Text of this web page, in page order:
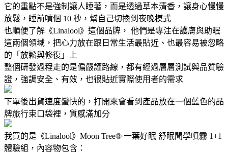
它的重點不是強制讓人睡著，而是透過草本清香，讓身心慢慢
放鬆，睡前噴個 10 秒，幫自己切換到夜晚模式
也順便了解《Linalool》這個品牌， 他們是專注在護膚與助眠
這兩個領域，把心力放在跟日常生活最貼近、也最容易被忽略
的「放鬆與修復」上
整個研發過程走的是偏嚴謹路線，都有經過層層測試與品質驗
證，強調安全、有效，也很貼近實際使用者的需求
下單後出貨速度蠻快的，打開來會看到產品放在一個藍色的品
牌旅行束口袋裡，質感滿加分
我買的是《Linalool》Moon Tree® 一葉好眠 舒眠聞學噴霧 1+1
體驗組，內容物包含：